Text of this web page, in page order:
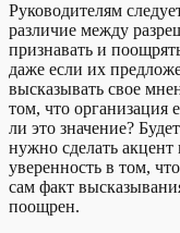
Руководителям
различие между
признавать и
даже если их
высказывать свое
том, что организация
ли это значение?
нужно сделать
уверенность в том,
сам факт
поощрен.